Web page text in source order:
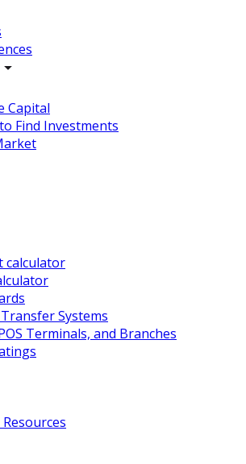
Capital
Find Investments
calculator
Systems
Terminals, and Branches